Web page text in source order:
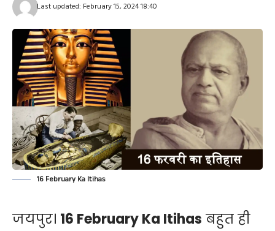
Last updated: February 15, 2024 18:40
16 February Ka Itihas
जयपुर। 16 February Ka Itihas बहुत ही